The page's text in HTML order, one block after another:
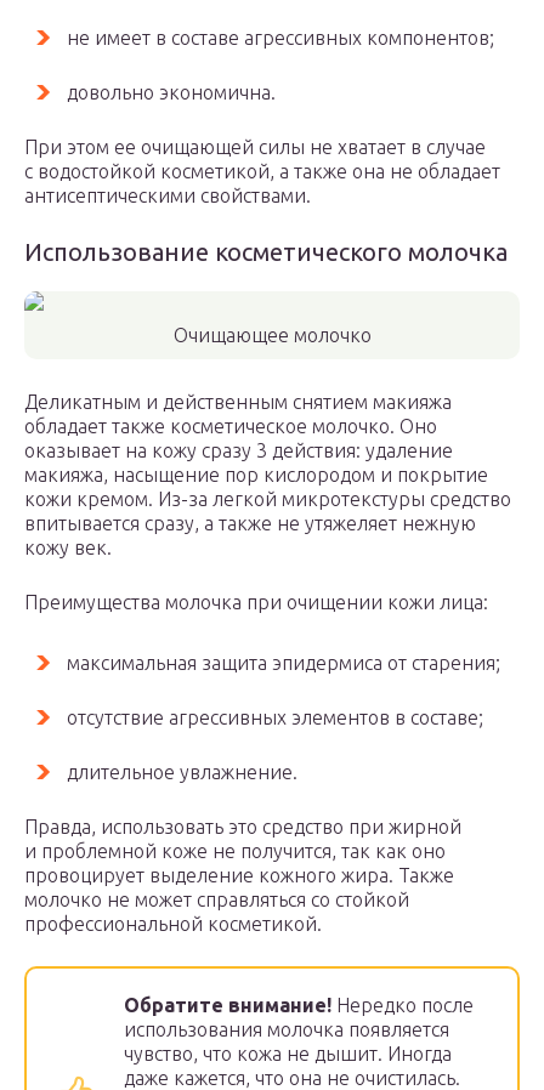
не имеет в составе агрессивных компонентов;
довольно экономична.
При этом ее очищающей силы не хватает в случае
с водостойкой косметикой, а также она не обладает
антисептическими свойствами.
Использование косметического молочка
Очищающее молочко
Деликатным и действенным снятием макияжа
обладает также косметическое молочко. Оно
оказывает на кожу сразу 3 действия: удаление
макияжа, насыщение пор кислородом и покрытие
кожи кремом. Из-за легкой микротекстуры средство
впитывается сразу, а также не утяжеляет нежную
кожу век.
Преимущества молочка при очищении кожи лица:
максимальная защита эпидермиса от старения;
отсутствие агрессивных элементов в составе;
длительное увлажнение.
Правда, использовать это средство при жирной
и проблемной коже не получится, так как оно
провоцирует выделение кожного жира. Также
молочко не может справляться со стойкой
профессиональной косметикой.
Обратите внимание! Нередко после
использования молочка появляется
чувство, что кожа не дышит. Иногда
даже кажется, что она не очистилась.